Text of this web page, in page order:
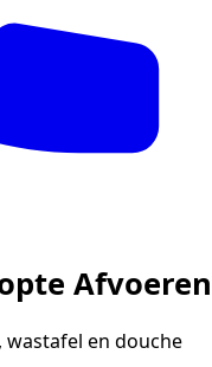
Afvoeren
en douche